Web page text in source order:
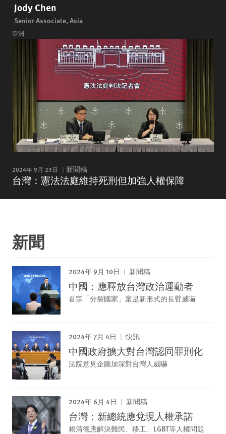
Jody Chen
Senior Associate, Asia
亞洲
2024年 9月 23日 新聞稿
台灣：憲法法庭維持死刑但加強人權保障
新聞
2024年 9月 10日 新聞稿
中國：應釋放台灣政治運動者
首宗「分裂國家」案是新形式的長臂威嚇
2024年 7月 4日 快訊
中國政府擴大對台灣認同罪刑化
法院意見企圖加深對台灣人威嚇
2024年 6月 4日 新聞稿
台灣：新總統應兌現人權承諾
賴清德應解決難民、移工、LGBT等人權問題